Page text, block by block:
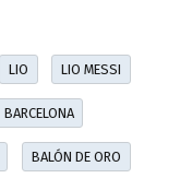
LIO LIO MESSI
BARCELONA
BALÓN DE ORO